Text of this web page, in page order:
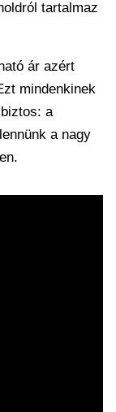
tartalmaz
ár azért
mindenkinek
a
a nagy